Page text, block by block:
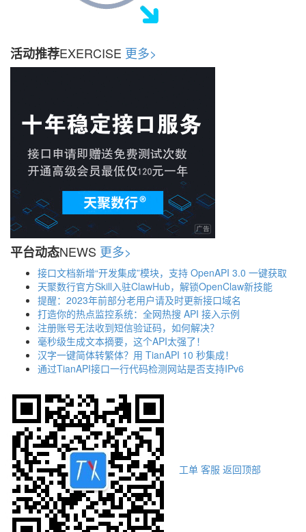
活动推荐EXERCISE 更多>
平台动态NEWS 更多>
接口文档新增“开发集成”模块，支持 OpenAPI 3.0 一键获取
天聚数行官方Skill入驻ClawHub，解锁OpenClaw新技能
提醒：2023年前部分老用户请及时更新接口域名
打造你的热点监控系统：全网热搜 API 接入示例
注册账号无法收到短信验证码，如何解决？
毫秒级生成文本摘要，这个API太强了！
汉字一键简体转繁体？用 TianAPI 10 秒集成！
通过TianAPI接口一行代码检测网站是否支持IPv6
工单 客服 返回顶部